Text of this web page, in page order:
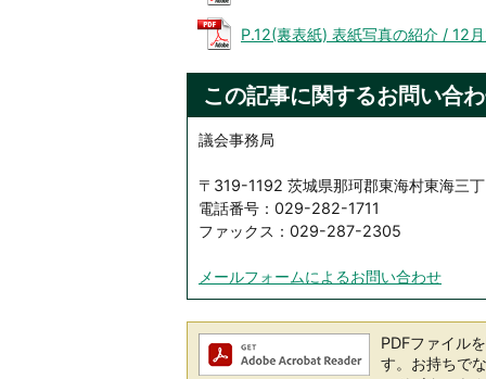
P.12(裏表紙) 表紙写真の紹介 / 12
この記事に関するお問い合
議会事務局
〒319-1192 茨城県那珂郡東海村東海三
電話番号：029-282-1711
ファックス：029-287-2305
メールフォームによるお問い合わせ
PDFファイル
す。お持ちで